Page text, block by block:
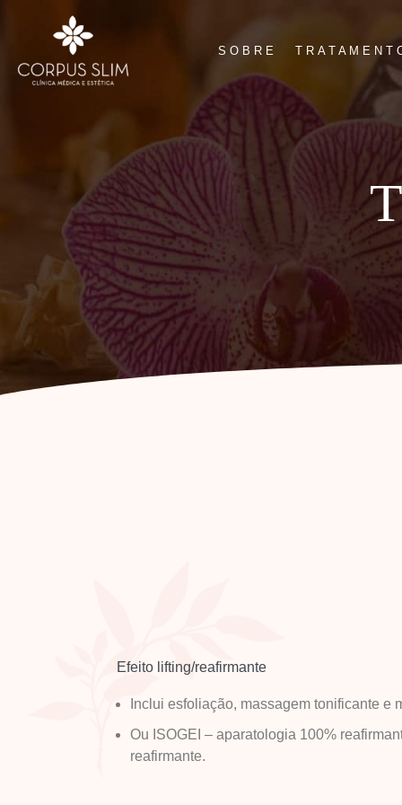
SOBRE
Efeito lifting/reafirmante
Inclui esfoliação, massagem tonificante e
Ou ISOGEI – aparatologia 100%
reafirmante.